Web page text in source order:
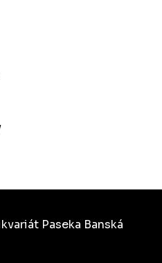
Paseka Banská